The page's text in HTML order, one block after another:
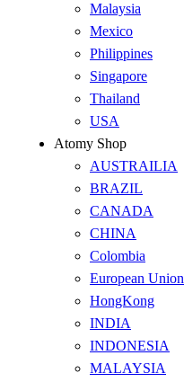
Malaysia
Mexico
Philippines
Singapore
Thailand
USA
Atomy Shop
AUSTRAILIA
BRAZIL
CANADA
CHINA
Colombia
European Union
HongKong
INDIA
INDONESIA
MALAYSIA